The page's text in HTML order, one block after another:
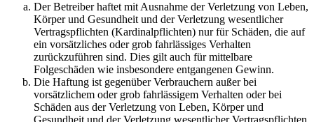
Der Betreiber haftet mit Ausnahme der Verletzung von Leben,
Körper und Gesundheit und der Verletzung wesentlicher
Vertragspflichten (Kardinalpflichten) nur für Schäden, die auf
ein vorsätzliches oder grob fahrlässiges Verhalten
zurückzuführen sind. Dies gilt auch für mittelbare
Folgeschäden wie insbesondere entgangenen Gewinn.
Die Haftung ist gegenüber Verbrauchern außer bei
vorsätzlichem oder grob fahrlässigem Verhalten oder bei
Schäden aus der Verletzung von Leben, Körper und